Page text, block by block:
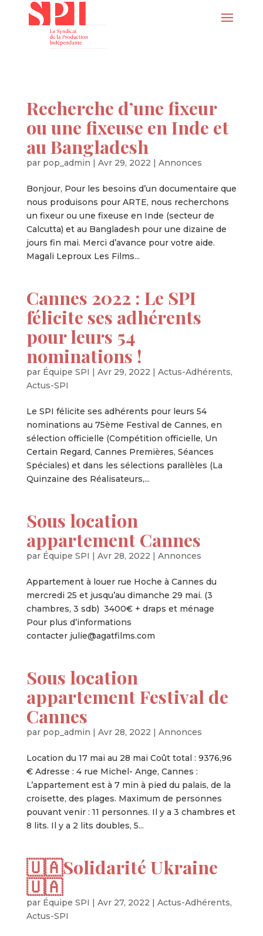
Recherche d’une fixeur
ou une fixeuse en Inde et
au Bangladesh
par pop_admin | Avr 29, 2022 | Annonces
Bonjour, Pour les besoins d’un documentaire que
nous produisons pour ARTE, nous recherchons
un fixeur ou une fixeuse en Inde (secteur de
Calcutta) et au Bangladesh pour une dizaine de
jours fin mai. Merci d’avance pour votre aide.
Magali Leproux Les Films...
Cannes 2022 : Le SPI
félicite ses adhérents
pour leurs 54
nominations !
par Équipe SPI | Avr 29, 2022 | Actus-Adhérents,
Actus-SPI
Le SPI félicite ses adhérents pour leurs 54
nominations au 75ème Festival de Cannes, en
sélection officielle (Compétition officielle, Un
Certain Regard, Cannes Premières, Séances
Spéciales) et dans les sélections parallèles (La
Quinzaine des Réalisateurs,...
Sous location
appartement Cannes
par Équipe SPI | Avr 28, 2022 | Annonces
Appartement à louer rue Hoche à Cannes du
mercredi 25 et jusqu’au dimanche 29 mai. (3
chambres, 3 sdb) 3400€ + draps et ménage
Pour plus d’informations
contacter julie@agatfilms.com
Sous location
appartement Festival de
Cannes
par pop_admin | Avr 28, 2022 | Annonces
Location du 17 mai au 28 mai Coût total : 9376,96
€ Adresse : 4 rue Michel- Ange, Cannes :
L’appartement est à 7 min à pied du palais, de la
croisette, des plages. Maximum de personnes
pouvant venir : 11 personnes. Il y a 3 chambres et
8 lits. Il y a 2 lits doubles, 5...
🇺🇦Solidarité Ukraine
🇺🇦
par Équipe SPI | Avr 27, 2022 | Actus-Adhérents,
Actus-SPI